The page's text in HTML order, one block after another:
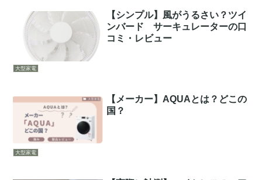
大型家電
【シンプル】風がうるさい？ツイ
ンバード サーキュレーターの口
コミ・レビュー
大型家電
【メーカー】AQUAとは？どこの
国？